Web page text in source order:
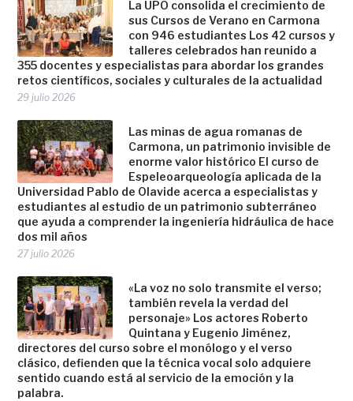
La UPO consolida el crecimiento de
sus Cursos de Verano en Carmona
con 946 estudiantes Los 42 cursos y
talleres celebrados han reunido a
355 docentes y especialistas para abordar los grandes
retos científicos, sociales y culturales de la actualidad
29 julio 2026
Las minas de agua romanas de
Carmona, un patrimonio invisible de
enorme valor histórico El curso de
Espeleoarqueología aplicada de la
Universidad Pablo de Olavide acerca a especialistas y
estudiantes al estudio de un patrimonio subterráneo
que ayuda a comprender la ingeniería hidráulica de hace
dos mil años
27 julio 2026
«La voz no solo transmite el verso;
también revela la verdad del
personaje» Los actores Roberto
Quintana y Eugenio Jiménez,
directores del curso sobre el monólogo y el verso
clásico, defienden que la técnica vocal solo adquiere
sentido cuando está al servicio de la emoción y la
palabra.